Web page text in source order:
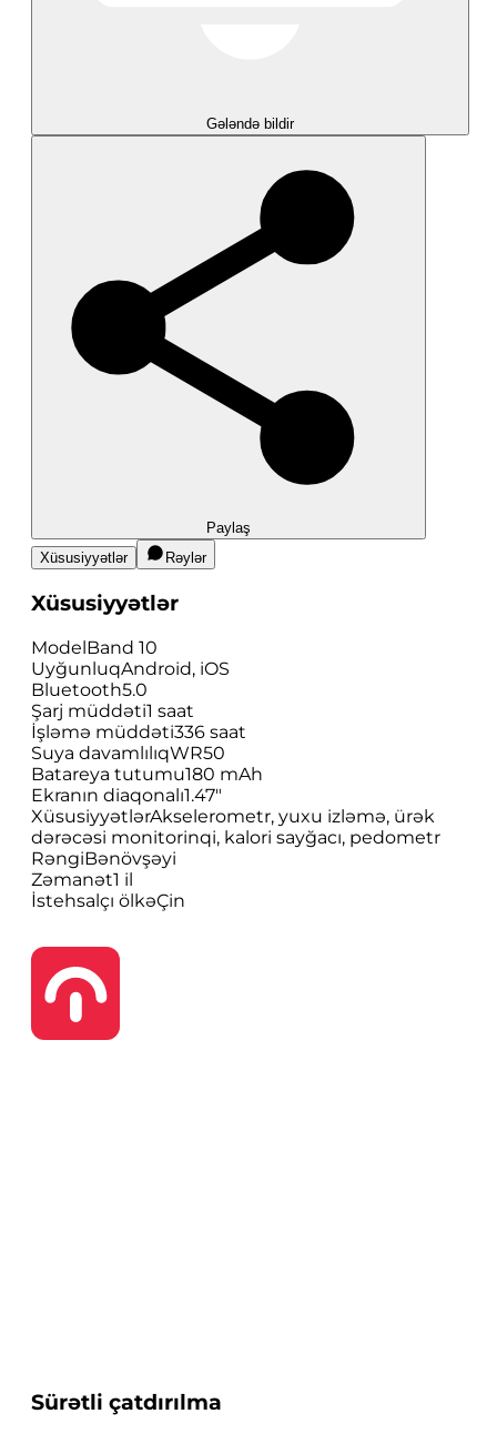
Gələndə bildir
Paylaş
Xüsusiyyətlər
Rəylər
Xüsusiyyətlər
ModelBand 10
UyğunluqAndroid, iOS
Bluetooth5.0
Şarj müddəti1 saat
İşləmə müddəti336 saat
Suya davamlılıqWR50
Batareya tutumu180 mAh
Ekranın diaqonalı1.47"
XüsusiyyətlərAkselerometr, yuxu izləmə, ürək
dərəcəsi monitorinqi, kalori sayğacı, pedometr
RəngiBənövşəyi
Zəmanət1 il
İstehsalçı ölkəÇin
Sürətli çatdırılma